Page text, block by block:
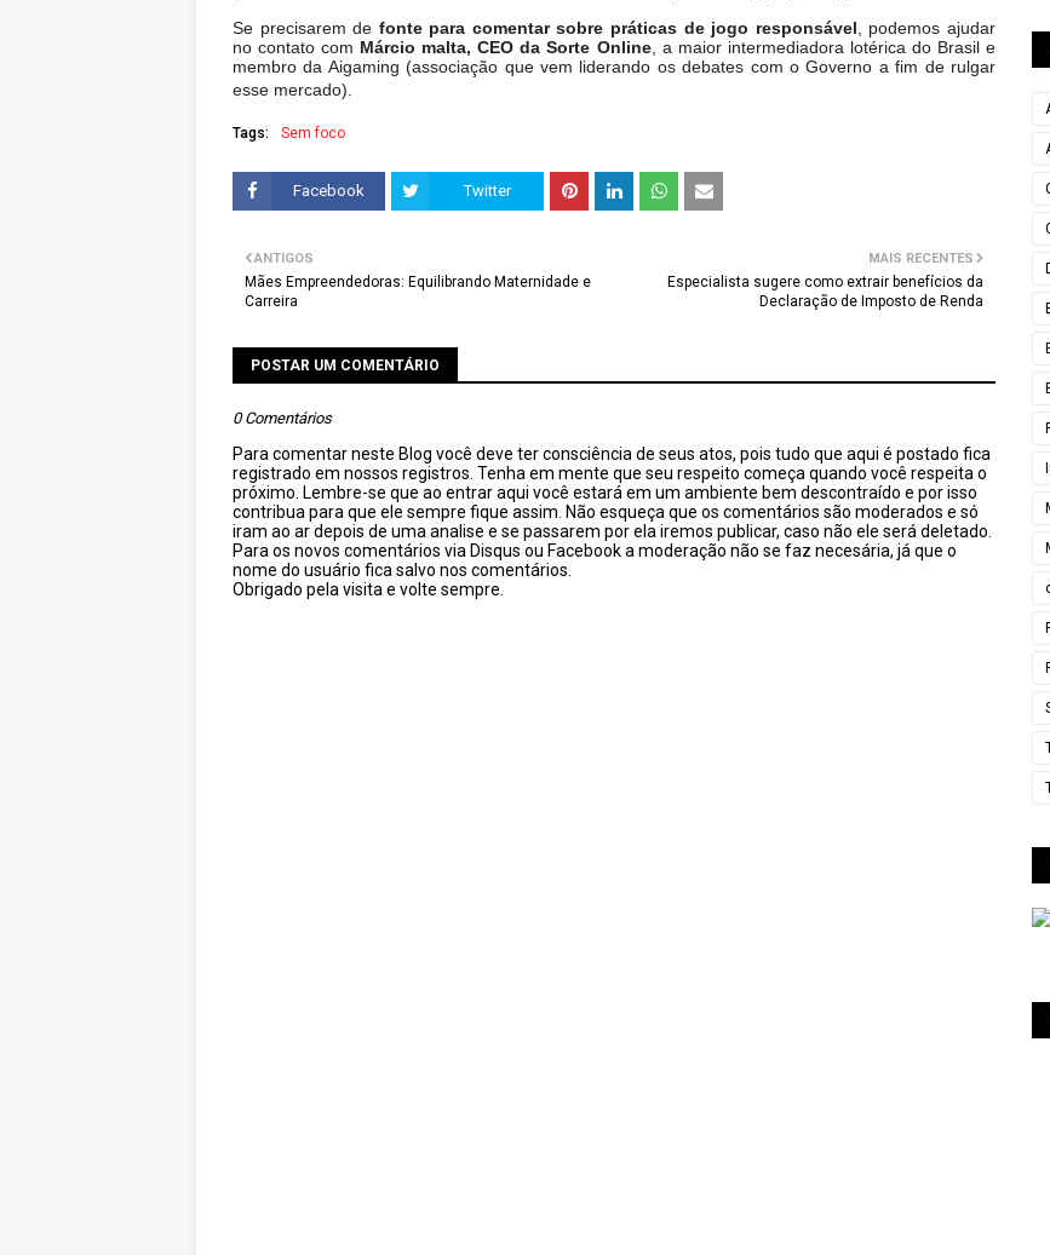
Se precisarem de fonte para comentar sobre práticas de jogo responsável , podemos ajudar
no contato com Márcio malta, CEO da Sorte Online, a maior intermediadora lotérica do Brasil e
membro da Aigaming (associação que vem liderando os debates com o Governo a fim de rulgar
esse mercado).
Tags: Sem foco
Facebook Twitter
MAIS RECENTES
Especialista sugere como extrair benefícios da
Declaração de Imposto de Renda
ANTIGOS
Mães Empreendedoras: Equilibrando Maternidade e
Carreira
POSTAR UM COMENTÁRIO
0 Comentários
Para comentar neste Blog você deve ter consciência de seus atos, pois tudo que aqui é postado fica
registrado em nossos registros. Tenha em mente que seu respeito começa quando você respeita o
próximo. Lembre-se que ao entrar aqui você estará em um ambiente bem descontraído e por isso
contribua para que ele sempre fique assim. Não esqueça que os comentários são moderados e só
iram ao ar depois de uma analise e se passarem por ela iremos publicar, caso não ele será deletado.
Para os novos comentários via Disqus ou Facebook a moderação não se faz necesária, já que o
nome do usuário fica salvo nos comentários.
Obrigado pela visita e volte sempre.